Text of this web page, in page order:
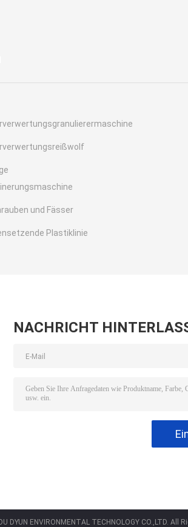
und Fässer
Plastiklinie
NACHRICHT
DYUN ENVIRONMENTAL TECHNOLOGY CO.,LTD. All